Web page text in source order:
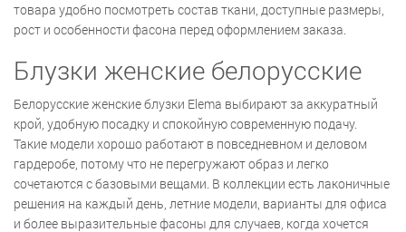
товара удобно посмотреть состав ткани, доступные размеры,
рост и особенности фасона перед оформлением заказа.
Блузки женские белорусские
Белорусские женские блузки Elema выбирают за аккуратный
крой, удобную посадку и спокойную современную подачу.
Такие модели хорошо работают в повседневном и деловом
гардеробе, потому что не перегружают образ и легко
сочетаются с базовыми вещами. В коллекции есть лаконичные
решения на каждый день, летние модели, варианты для офиса
и более выразительные фасоны для случаев, когда хочется